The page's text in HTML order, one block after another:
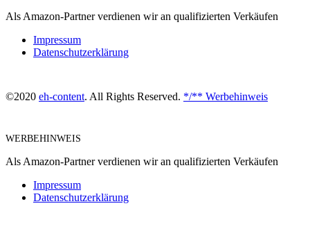
Als Amazon-Partner verdienen wir an qualifizierten Verkäufen
Impressum
Datenschutzerklärung
©2020 eh-content. All Rights Reserved. */** Werbehinweis
WERBEHINWEIS
Als Amazon-Partner verdienen wir an qualifizierten Verkäufen
Impressum
Datenschutzerklärung